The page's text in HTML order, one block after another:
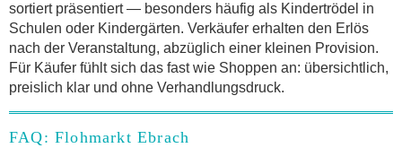
sortiert präsentiert — besonders häufig als Kindertrödel in
Schulen oder Kindergärten. Verkäufer erhalten den Erlös
nach der Veranstaltung, abzüglich einer kleinen Provision.
Für Käufer fühlt sich das fast wie Shoppen an: übersichtlich,
preislich klar und ohne Verhandlungsdruck.
FAQ: Flohmarkt Ebrach